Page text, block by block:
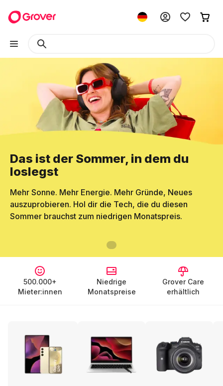
Das ist der Sommer, in dem du
loslegst
Mehr Sonne. Mehr Energie. Mehr Gründe, Neues
auszuprobieren. Hol dir die Tech, die du diesen
Sommer brauchst zum niedrigen Monatspreis.
500.000+
Mieter:innen
Niedrige
Monatspreise
Grover Care
erhältlich